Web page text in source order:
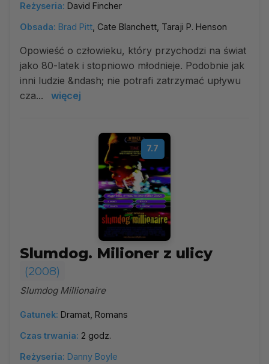
Reżyseria: David Fincher
Obsada: Brad Pitt , Cate Blanchett, Taraji P. Henson
Opowieść o człowieku, który przychodzi na świat
jako 80-latek i stopniowo młodnieje. Podobnie jak
inni ludzie &ndash; nie potrafi zatrzymać upływu
cza...
więcej
7.7
Slumdog. Milioner z ulicy
(2008)
Slumdog Millionaire
Gatunek: Dramat, Romans
Czas trwania: 2 godz.
Reżyseria: Danny Boyle